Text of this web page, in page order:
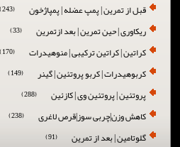
قبل از تمرین | پمپ عضله | پمپاژخون (243)
ریکاوری | حین تمرین | بعد ازتمرین (33)
کراتین | کراتین ترکیبی | منوهیدرات (170)
کربوهیدرات | کربو پروتئین | گینر (149)
پروتئین | پروتئین وی | کازئین (288)
کاهش وزن|چربی سوز|قرص لاغری (238)
گلوتامین | بعد از تمرین (91)